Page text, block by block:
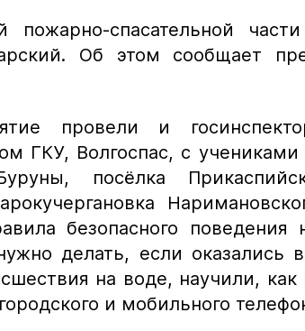
спасательной
Об этом сообщает
провели и
ГКУ, Волгоспас, с
посёлка
безопасного поведения
делать, если оказались
на воде, научили, как
и мобильного